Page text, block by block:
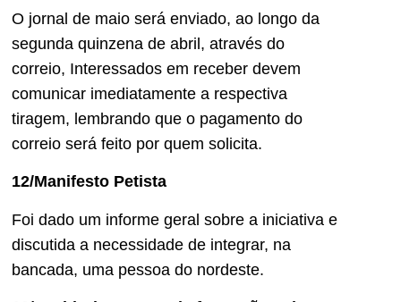
O jornal de maio será enviado, ao longo da
segunda quinzena de abril, através do
correio, Interessados em receber devem
comunicar imediatamente a respectiva
tiragem, lembrando que o pagamento do
correio será feito por quem solicita.
12/Manifesto Petista
Foi dado um informe geral sobre a iniciativa e
discutida a necessidade de integrar, na
bancada, uma pessoa do nordeste.